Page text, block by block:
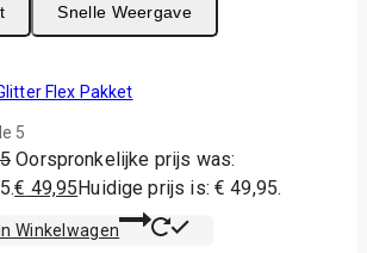
Snelle Weergave
Flex Pakket
5
Oorspronkelijke prijs was:
€ 49,95Huidige prijs is: € 49,95.
In Winkelwagen